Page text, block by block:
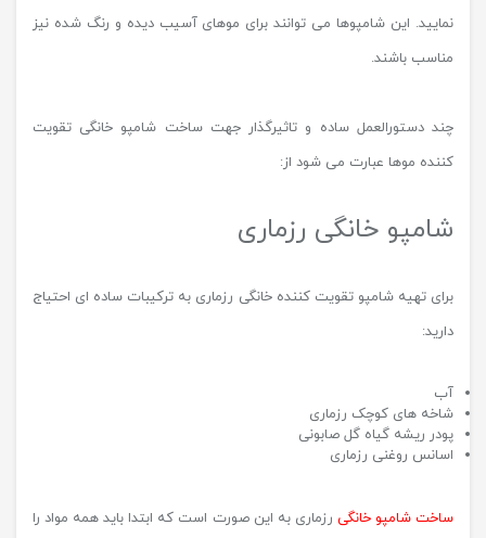
نمایید. این شامپوها می توانند برای موهای آسیب دیده و رنگ شده نیز
مناسب باشند.
چند دستورالعمل ساده و تاثیرگذار جهت ساخت شامپو خانگی تقویت
کننده موها عبارت می شود از:
شامپو خانگی رزماری
برای تهیه شامپو تقویت کننده خانگی رزماری به ترکیبات ساده ای احتیاج
دارید:
آب
شاخه ‌های کوچک رزماری
پودر ریشه گیاه گل صابونی
اسانس روغنی رزماری
ساخت شامپو خانگی رزماری به این صورت است که ابتدا باید همه مواد را